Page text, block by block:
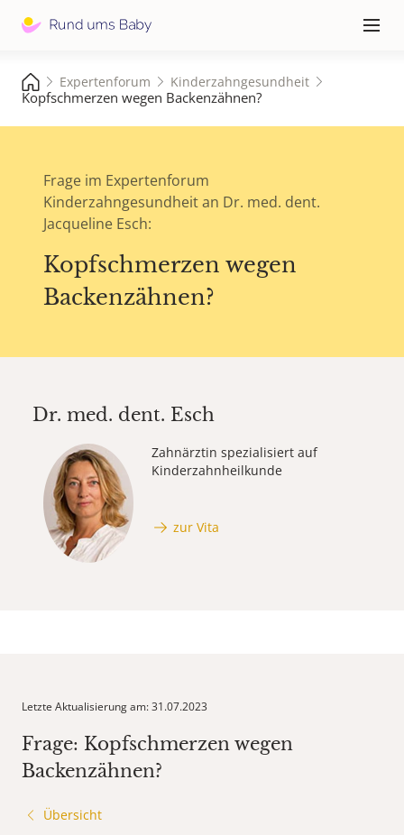
≡
Expertenforum Kinderzahngesundheit
Kopfschmerzen wegen Backenzähnen?
Frage im Expertenforum
Kinderzahngesundheit an Dr. med. dent.
Jacqueline Esch:
Kopfschmerzen wegen
Backenzähnen?
Dr. med. dent. Esch
Zahnärztin spezialisiert auf
Kinderzahnheilkunde
zur Vita
Letzte Aktualisierung am: 31.07.2023
Frage: Kopfschmerzen wegen
Backenzähnen?
Übersicht